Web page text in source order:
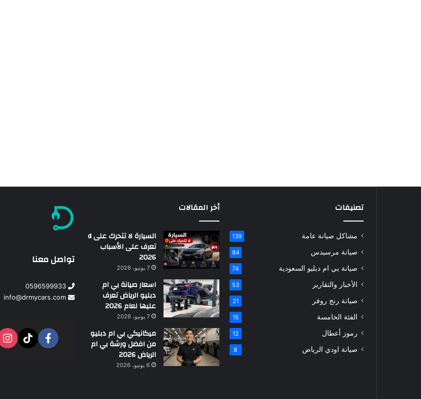
تصنيفات
مشاكل صيانة عامة 139
صيانة مرسيدس 84
صيانة بي ام دبليو السعودية 74
الأخبار والتقارير 53
صيانة رنج روفر 21
الفئة الخامسة 15
رموز أعطال 12
صيانة اودي الرياض 8
أخر المقالات
السيارة لا تتحرك على d
تعرف على الأسباب
2026
7 يونيو، 2026
اسعار صيانة بي ام
دبليو الرياض تعرف
عليها لعام 2026
7 يونيو، 2026
ميكانيكي بي ام دبليو
من افضل ورشة بي ام
الرياض 2026
6 يونيو، 2026
تواصل معنا
0596599933
info@drmycars.com